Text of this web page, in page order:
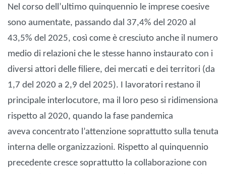
Nel corso dell’ultimo quinquennio le imprese coesive
sono aumentate, passando dal 37,4% del 2020 al
43,5% del 2025, così come è cresciuto anche il numero
medio di relazioni che le stesse hanno instaurato con i
diversi attori delle filiere, dei mercati e dei territori (da
1,7 del 2020 a 2,9 del 2025). I lavoratori restano il
principale interlocutore, ma il loro peso si ridimensiona
rispetto al 2020, quando la fase pandemica
aveva concentrato l’attenzione soprattutto sulla tenuta
interna delle organizzazioni. Rispetto al quinquennio
precedente cresce soprattutto la collaborazione con